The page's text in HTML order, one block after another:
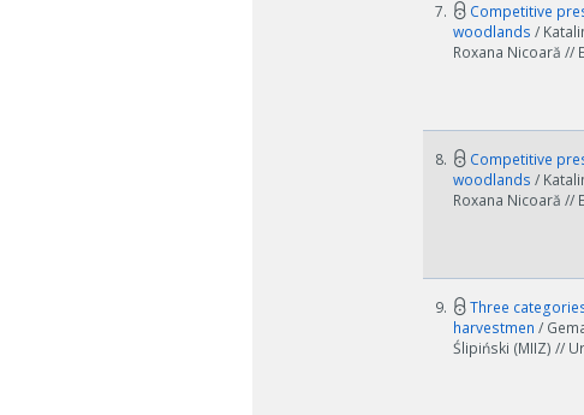
7.
Competitive
woodlands /
Roxana Nicoară //
8.
Competitive
woodlands /
Roxana Nicoară //
9.
Three
harvestmen /
Ślipiński (MIIZ) //